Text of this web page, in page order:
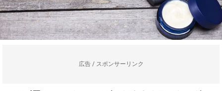
広告 / スポンサーリンク